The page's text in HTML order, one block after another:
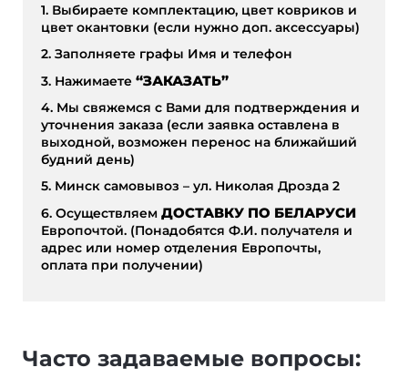
1. Выбираете комплектацию, цвет ковриков и
цвет окантовки (если нужно доп. аксессуары)
2. Заполняете графы Имя и телефон
3. Нажимаете “ЗАКАЗАТЬ”
4. Мы свяжемся с Вами для подтверждения и
уточнения заказа (если заявка оставлена в
выходной, возможен перенос на ближайший
будний день)
5. Минск самовывоз – ул. Николая Дрозда 2
6. Осуществляем ДОСТАВКУ ПО БЕЛАРУСИ
Европочтой. (Понадобятся Ф.И. получателя и
адрес или номер отделения Европочты,
оплата при получении)
Часто задаваемые вопросы: